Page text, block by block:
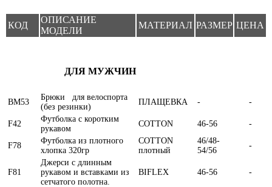
КОД
ОПИСАНИЕ
МОДЕЛИ
МАТЕРИАЛ РАЗМЕР ЦЕНА
ДЛЯ МУЖЧИН
BM53
Брюки для велоспорта
(без резинки)
ПЛАЩЕВКА - -
F42
Футболка с коротким
рукавом
COTTON 46-56 -
F78
Футболка из плотного
хлопка 320гр
COTTON
плотный
46/48-
54/56
-
F81
Джерси с длинным
рукавом и вставками из
сетчатого полотна.
BIFLEX 46-56 -